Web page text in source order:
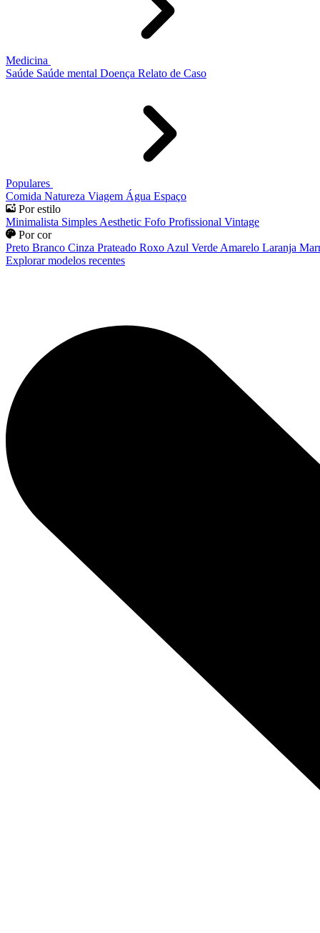
Medicina
Saúde Saúde mental Doença Relato de Caso
Populares
Comida Natureza Viagem Água Espaço
Por estilo
Minimalista Simples Aesthetic Fofo Profissional Vintage
Por cor
Preto Branco Cinza Prateado Roxo Azul Verde Amarelo Laranja
Explorar modelos recentes